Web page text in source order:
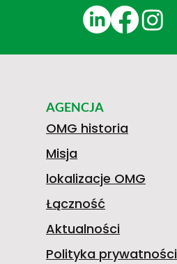
AGENCJA
OMG historia
Misja
lokalizacje OMG
Łączność
Aktualności
Polityka prywatności